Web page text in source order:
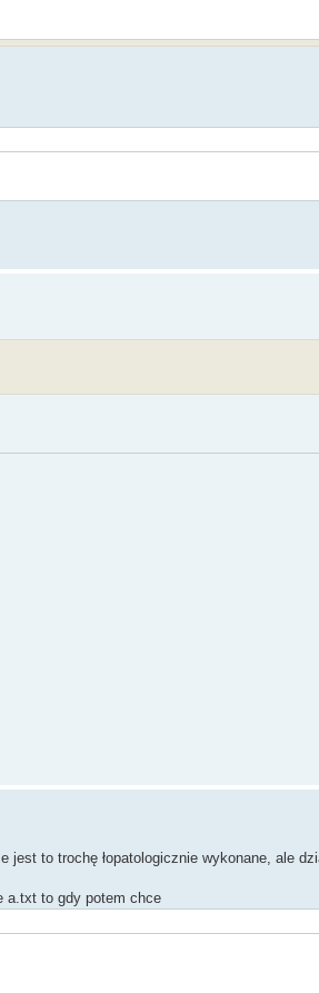
to trochę łopatologicznie wykonane, ale
a.txt to gdy potem chce